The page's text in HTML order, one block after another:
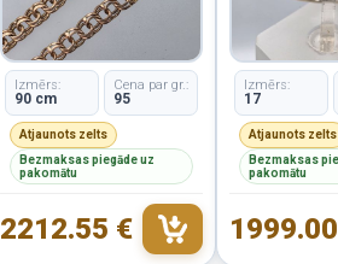
Izmērs:
90 cm
Cena par gr.:
95
Atjaunots zelts
Bezmaksas piegāde uz
pakomātu
2212.55 €
Izmērs:
17
Atjaunots zelts
Bezmaksas
pakomātu